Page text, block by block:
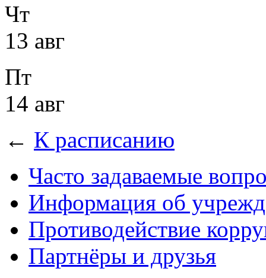
Чт
13 авг
Пт
14 авг
← К расписанию
Часто задаваемые
Информация об
Противодействие
Партнёры и друзья